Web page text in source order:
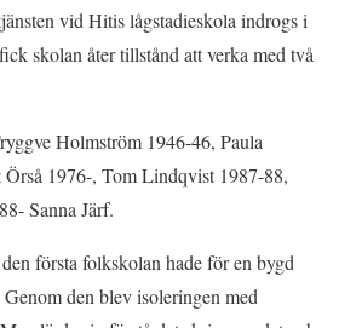
vid Hitis lågstadieskola indrogs i
skolan åter tillstånd att verka med två
Holmström 1946-46, Paula
1976-, Tom Lindqvist 1987-88,
Sanna Järf.
första folkskolan hade för en bygd
den blev isoleringen med